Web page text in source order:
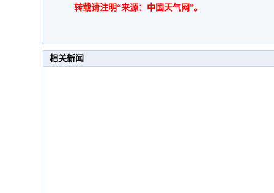
转载请注明“来源：中国天气网”。
相关新闻